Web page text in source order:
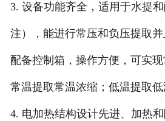
3. 设备功能齐全，适用于水提
注），能进行常压和负压提取并
配备控制箱，操作方便，可实现
常温提取常温浓缩；低温提取低
4. 电加热结构设计先进、加热